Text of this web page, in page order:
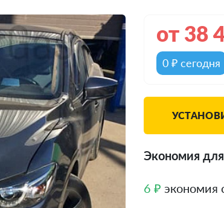
от 38
0 ₽ сегодня
Экономия
6 ₽ экономия